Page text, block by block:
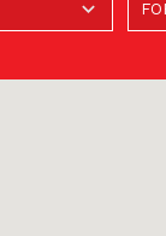
Avec Carlo